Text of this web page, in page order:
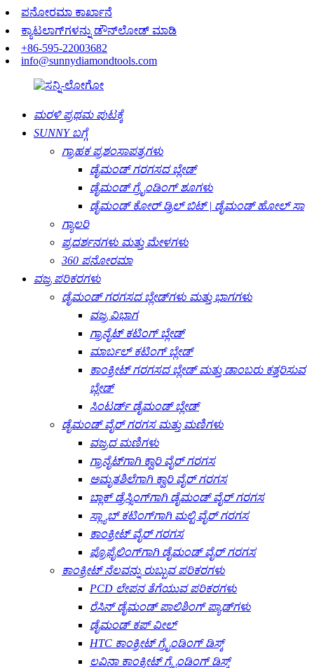
ಪನೋರಮಾ ಕಾರ್ಖಾನೆ
ಕ್ಯಾಟಲಾಗ್‌ಗಳನ್ನು ಡೌನ್‌ಲೋಡ್ ಮಾಡಿ
+86-595-22003682
info@sunnydiamondtools.com
ಮರಳಿ ಪ್ರಥಮ ಪುಟಕ್ಕೆ
SUNNY ಬಗ್ಗೆ
ಗ್ರಾಹಕ ಪ್ರಶಂಸಾಪತ್ರಗಳು
ಡೈಮಂಡ್ ಗರಗಸದ ಬ್ಲೇಡ್
ಡೈಮಂಡ್ ಗ್ರೈಂಡಿಂಗ್ ಶೂಗಳು
ಡೈಮಂಡ್ ಕೋರ್ ಡ್ರಿಲ್ ಬಿಟ್ | ಡೈಮಂಡ್ ಹೋಲ್ ಸಾ
ಗ್ಯಾಲರಿ
ಪ್ರದರ್ಶನಗಳು ಮತ್ತು ಮೇಳಗಳು
360 ಪನೋರಮಾ
ವಜ್ರ ಪರಿಕರಗಳು
ಡೈಮಂಡ್ ಗರಗಸದ ಬ್ಲೇಡ್‌ಗಳು ಮತ್ತು ಭಾಗಗಳು
ವಜ್ರ ವಿಭಾಗ
ಗ್ರಾನೈಟ್ ಕಟಿಂಗ್ ಬ್ಲೇಡ್
ಮಾರ್ಬಲ್ ಕಟಿಂಗ್ ಬ್ಲೇಡ್
ಕಾಂಕ್ರೀಟ್ ಗರಗಸದ ಬ್ಲೇಡ್ ಮತ್ತು ಡಾಂಬರು ಕತ್ತರಿಸುವ
ಬ್ಲೇಡ್
ಸಿಂಟರ್ಡ್ ಡೈಮಂಡ್ ಬ್ಲೇಡ್
ಡೈಮಂಡ್ ವೈರ್ ಗರಗಸ ಮತ್ತು ಮಣಿಗಳು
ವಜ್ರದ ಮಣಿಗಳು
ಗ್ರಾನೈಟ್‌ಗಾಗಿ ಕ್ವಾರಿ ವೈರ್ ಗರಗಸ
ಅಮೃತಶಿಲೆಗಾಗಿ ಕ್ವಾರಿ ವೈರ್ ಗರಗಸ
ಬ್ಲಾಕ್ ಡ್ರೆಸ್ಸಿಂಗ್‌ಗಾಗಿ ಡೈಮಂಡ್ ವೈರ್ ಗರಗಸ
ಸ್ಲ್ಯಾಬ್ ಕಟಿಂಗ್‌ಗಾಗಿ ಮಲ್ಟಿ ವೈರ್ ಗರಗಸ
ಕಾಂಕ್ರೀಟ್ ವೈರ್ ಗರಗಸ
ಪ್ರೊಫೈಲಿಂಗ್‌ಗಾಗಿ ಡೈಮಂಡ್ ವೈರ್ ಗರಗಸ
ಕಾಂಕ್ರೀಟ್ ನೆಲವನ್ನು ರುಬ್ಬುವ ಪರಿಕರಗಳು
PCD ಲೇಪನ ತೆಗೆಯುವ ಪರಿಕರಗಳು
ರೆಸಿನ್ ಡೈಮಂಡ್ ಪಾಲಿಶಿಂಗ್ ಪ್ಯಾಡ್‌ಗಳು
ಡೈಮಂಡ್ ಕಪ್ ವೀಲ್
HTC ಕಾಂಕ್ರೀಟ್ ಗ್ರೈಂಡಿಂಗ್ ಡಿಸ್ಕ್
ಲವಿನಾ ಕಾಂಕ್ರೀಟ್ ಗ್ರೈಂಡಿಂಗ್ ಡಿಸ್ಕ್